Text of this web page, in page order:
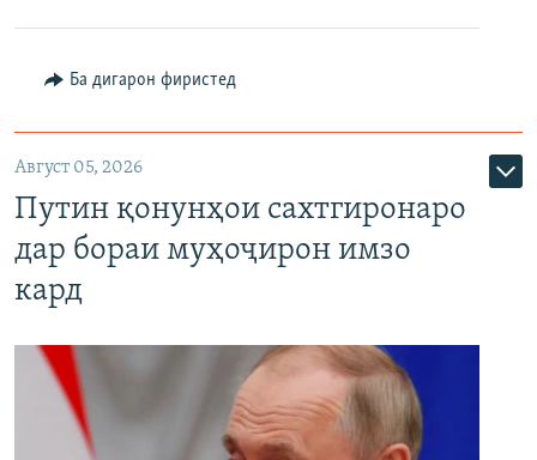
Ба дигарон фиристед
Август 05, 2026
Путин қонунҳои сахтгиронаро
дар бораи муҳоҷирон имзо
кард